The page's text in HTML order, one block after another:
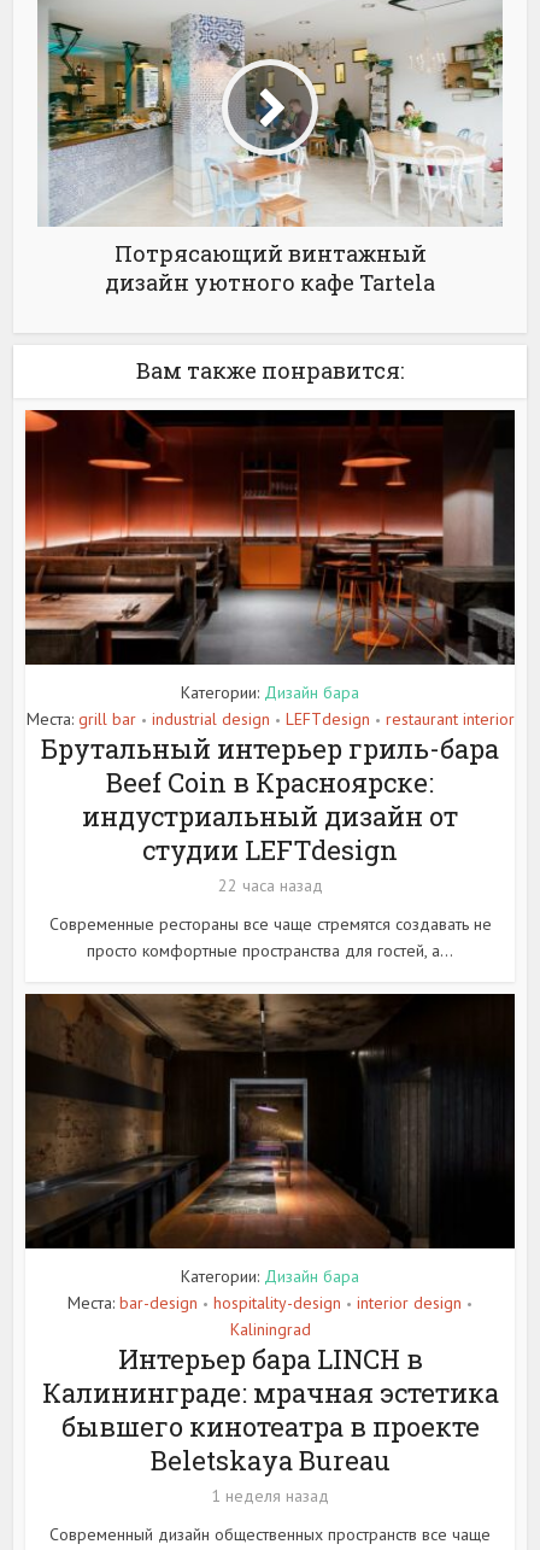
Потрясающий винтажный
дизайн уютного кафе Tartela
Вам также понравится:
Категории: Дизайн бара
Места: grill bar • industrial design • LEFTdesign • restaurant interior
Брутальный интерьер гриль-бара
Beef Coin в Красноярске:
индустриальный дизайн от
студии LEFTdesign
22 часа назад
Современные рестораны все чаще стремятся создавать не
просто комфортные пространства для гостей, а...
Категории: Дизайн бара
Места: bar-design • hospitality-design • interior design •
Kaliningrad
Интерьер бара LINCH в
Калининграде: мрачная эстетика
бывшего кинотеатра в проекте
Beletskaya Bureau
1 неделя назад
Современный дизайн общественных пространств все чаще